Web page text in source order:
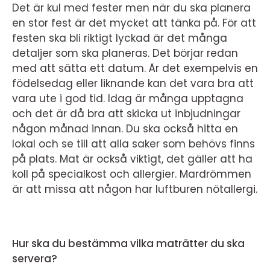
Det är kul med fester men när du ska planera
en stor fest är det mycket att tänka på. För att
festen ska bli riktigt lyckad är det många
detaljer som ska planeras. Det börjar redan
med att sätta ett datum. Är det exempelvis en
födelsedag eller liknande kan det vara bra att
vara ute i god tid. Idag är många upptagna
och det är då bra att skicka ut inbjudningar
någon månad innan. Du ska också hitta en
lokal och se till att alla saker som behövs finns
på plats. Mat är också viktigt, det gäller att ha
koll på specialkost och allergier. Mardrömmen
är att missa att någon har luftburen nötallergi.
Hur ska du bestämma vilka maträtter du ska
servera?